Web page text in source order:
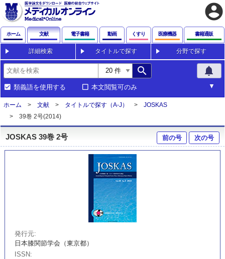
account_circle
ホーム 文献 電子書籍 動画 くすり 医療機器 書籍通販
詳細検索 タイトルで探す 分野で探す
search notifications
類義語を使用する 本文閲覧可のみ
ホーム 文献 タイトルで探す（A-J）
JOSKAS
39巻 2号(2014)
JOSKAS 39巻 2号 前の号 次の号
発行元
日本膝関節学会（東京都）
ISSN